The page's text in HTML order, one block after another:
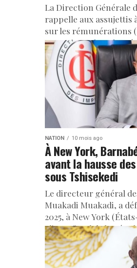
La Direction Générale
rappelle aux assujettis
sur les rémunérations
exceptionnel sur les
personnel expatrié
NATION 10 mois ago
À New York,
avant la hausse
sous Tshisekedi
Le directeur général
Muakadi Muakadi, a
2025, à New York
climat fiscal de la